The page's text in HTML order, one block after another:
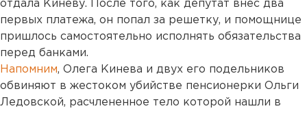
отдала Киневу. После того, как депутат внес два
первых платежа, он попал за решетку, и помощнице
пришлось самостоятельно исполнять обязательства
перед банками.
Напомним, Олега Кинева и двух его подельников
обвиняют в жестоком убийстве пенсионерки Ольги
Ледовской, расчлененное тело которой нашли в